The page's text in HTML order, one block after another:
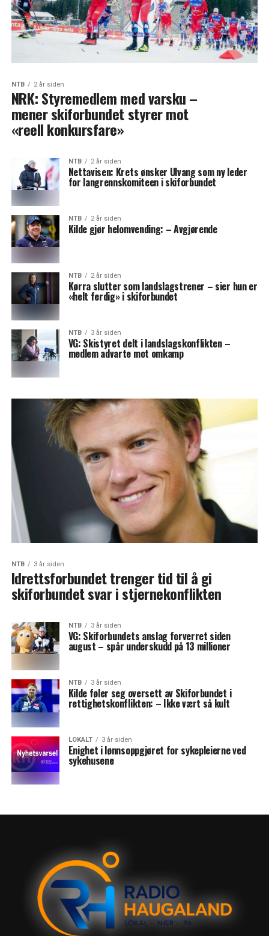
NTB 2 år siden
NRK: Styremedlem med varsku –
mener skiforbundet styrer mot
«reell konkursfare»
NTB 2 år siden
Nettavisen: Krets ønsker Ulvang som ny leder
for langrennskomiteen i skiforbundet
NTB 2 år siden
Kilde gjør helomvending: – Avgjørende
NTB 2 år siden
Kørra slutter som landslagstrener – sier hun er
«helt ferdig» i skiforbundet
NTB 3 år siden
VG: Skistyret delt i landslagskonflikten –
medlem advarte mot omkamp
NTB 3 år siden
Idrettsforbundet trenger tid til å gi
skiforbundet svar i stjernekonflikten
NTB 3 år siden
VG: Skiforbundets anslag forverret siden
august – spår underskudd på 13 millioner
NTB 3 år siden
Kilde føler seg oversett av Skiforbundet i
rettighetskonflikten: – Ikke vært så kult
LOKALT 3 år siden
Enighet i lønnsoppgjøret for sykepleierne ved
sykehusene